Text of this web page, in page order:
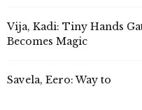
Vija, Kadi: Tiny Hands
Becomes Magic
Savela, Eero: Way to